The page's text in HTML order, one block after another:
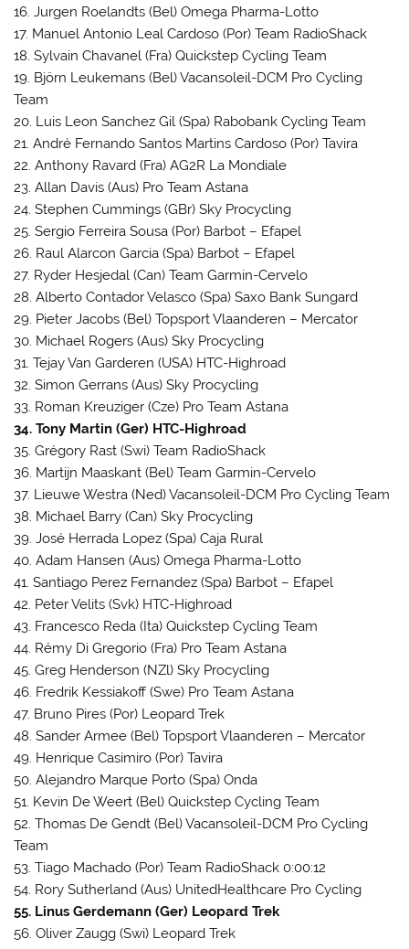
16. Jurgen Roelandts (Bel) Omega Pharma-Lotto
17. Manuel Antonio Leal Cardoso (Por) Team RadioShack
18. Sylvain Chavanel (Fra) Quickstep Cycling Team
19. Björn Leukemans (Bel) Vacansoleil-DCM Pro Cycling
Team
20. Luis Leon Sanchez Gil (Spa) Rabobank Cycling Team
21. André Fernando Santos Martins Cardoso (Por) Tavira
22. Anthony Ravard (Fra) AG2R La Mondiale
23. Allan Davis (Aus) Pro Team Astana
24. Stephen Cummings (GBr) Sky Procycling
25. Sergio Ferreira Sousa (Por) Barbot – Efapel
26. Raul Alarcon Garcia (Spa) Barbot – Efapel
27. Ryder Hesjedal (Can) Team Garmin-Cervelo
28. Alberto Contador Velasco (Spa) Saxo Bank Sungard
29. Pieter Jacobs (Bel) Topsport Vlaanderen – Mercator
30. Michael Rogers (Aus) Sky Procycling
31. Tejay Van Garderen (USA) HTC-Highroad
32. Simon Gerrans (Aus) Sky Procycling
33. Roman Kreuziger (Cze) Pro Team Astana
34. Tony Martin (Ger) HTC-Highroad
35. Grégory Rast (Swi) Team RadioShack
36. Martijn Maaskant (Bel) Team Garmin-Cervelo
37. Lieuwe Westra (Ned) Vacansoleil-DCM Pro Cycling Team
38. Michael Barry (Can) Sky Procycling
39. José Herrada Lopez (Spa) Caja Rural
40. Adam Hansen (Aus) Omega Pharma-Lotto
41. Santiago Perez Fernandez (Spa) Barbot – Efapel
42. Peter Velits (Svk) HTC-Highroad
43. Francesco Reda (Ita) Quickstep Cycling Team
44. Rémy Di Gregorio (Fra) Pro Team Astana
45. Greg Henderson (NZl) Sky Procycling
46. Fredrik Kessiakoff (Swe) Pro Team Astana
47. Bruno Pires (Por) Leopard Trek
48. Sander Armee (Bel) Topsport Vlaanderen – Mercator
49. Henrique Casimiro (Por) Tavira
50. Alejandro Marque Porto (Spa) Onda
51. Kevin De Weert (Bel) Quickstep Cycling Team
52. Thomas De Gendt (Bel) Vacansoleil-DCM Pro Cycling
Team
53. Tiago Machado (Por) Team RadioShack 0:00:12
54. Rory Sutherland (Aus) UnitedHealthcare Pro Cycling
55. Linus Gerdemann (Ger) Leopard Trek
56. Oliver Zaugg (Swi) Leopard Trek